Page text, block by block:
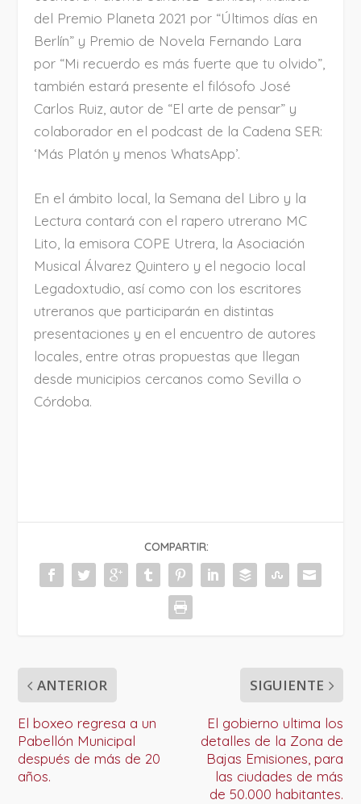
del Premio Planeta 2021 por “Últimos días en
Berlín” y Premio de Novela Fernando Lara
por “Mi recuerdo es más fuerte que tu olvido”,
también estará presente el filósofo José
Carlos Ruiz, autor de “El arte de pensar” y
colaborador en el podcast de la Cadena SER:
‘Más Platón y menos WhatsApp’.
En el ámbito local, la Semana del Libro y la
Lectura contará con el rapero utrerano MC
Lito, la emisora COPE Utrera, la Asociación
Musical Álvarez Quintero y el negocio local
Legadoxtudio, así como con los escritores
utreranos que participarán en distintas
presentaciones y en el encuentro de autores
locales, entre otras propuestas que llegan
desde municipios cercanos como Sevilla o
Córdoba.
COMPARTIR:
ANTERIOR
El boxeo regresa a un
Pabellón Municipal
después de más de 20
años.
SIGUIENTE
El gobierno ultima los
detalles de la Zona de
Bajas Emisiones, para
las ciudades de más
de 50.000 habitantes.